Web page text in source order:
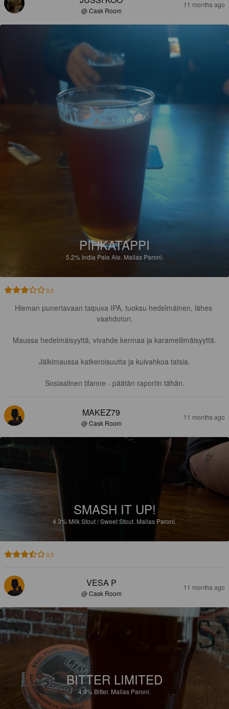
@ Cask Room
11 months ago
PIHKATAPPI
5.2% India Pale Ale. Mallas Paroni.
3.0
Hieman punertavaan taipuva IPA, tuoksu hedelmäinen, lähes
vaahdoton.
Maussa hedelmäisyyttä, vivahde kermaa ja karamellimäisyyttä.
Jälkimaussa katkeroisuutta ja kuivahkoa tatsia.
Sosiaalinen tilanne - päätän raportin tähän.
MAKEZ79
@ Cask Room
11 months ago
SMASH IT UP!
4.3% Milk Stout / Sweet Stout. Mallas Paroni.
3.5
VESA P
@ Cask Room
11 months ago
BITTER LIMITED
4.9% Bitter. Mallas Paroni.